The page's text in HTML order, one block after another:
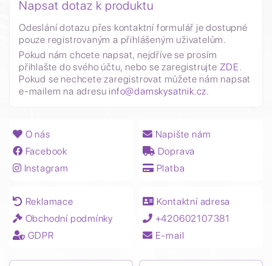
Napsat dotaz k produktu
Odeslání dotazu přes kontaktní formulář je dostupné
pouze registrovaným a přihlášeným uživatelům.
Pokud nám chcete napsat, nejdříve se prosím
přihlašte do svého účtu, nebo se zaregistrujte ZDE.
Pokud se nechcete zaregistrovat můžete nám napsat
e-mailem na adresu info@damskysatnik.cz.
O nás
Facebook
Instagram
Napište nám
Doprava
Platba
Reklamace
Obchodní podmínky
GDPR
Kontaktní adresa
+420602107381
E-mail